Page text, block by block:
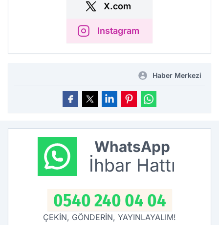
X.com
Instagram
Haber Merkezi
WhatsApp
İhbar Hattı
0540 240 04 04
ÇEKİN, GÖNDERİN, YAYINLAYALIM!